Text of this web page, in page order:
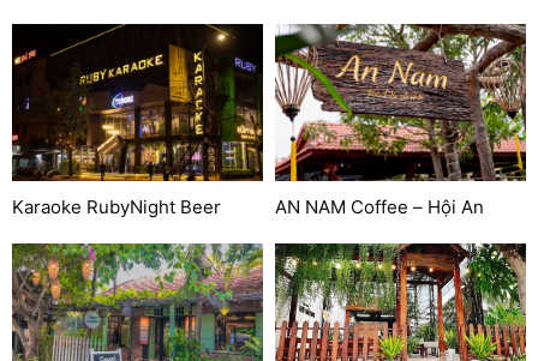
Karaoke RubyNight Beer AN NAM Coffee – Hội An